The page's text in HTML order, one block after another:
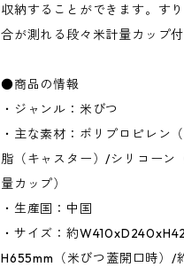
収納することができます。す
合が測れる段々米計量カップ
●商品の情報
・ジャンル：米びつ
・主な素材：ポリプロピレン
脂（キャスター）/シリコーン
量カップ）
・生産国：中国
・サイズ：約
H655mm（米びつ蓋開口時）/